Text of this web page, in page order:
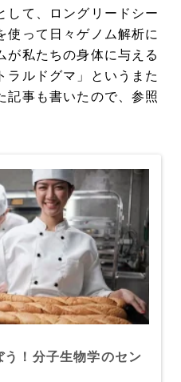
して、ロングリードシー
使って日々ゲノム解析に
が私たちの身体に与える
ラルドグマ」というまた
記事も書いたので、参照
！分子生物学のセン